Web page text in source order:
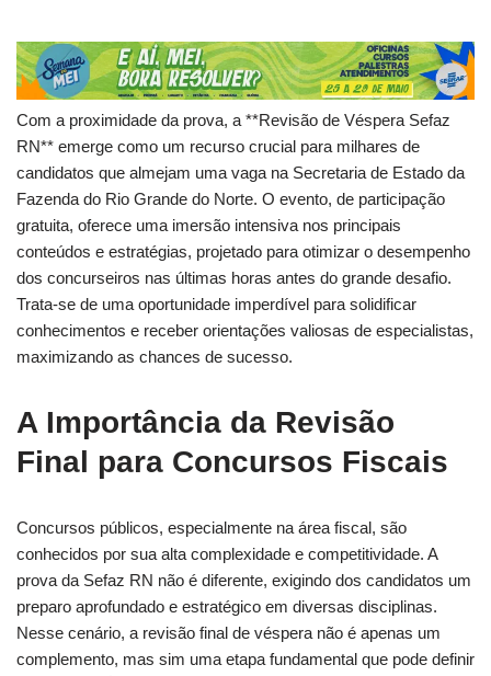
Com a proximidade da prova, a **Revisão de Véspera Sefaz
RN** emerge como um recurso crucial para milhares de
candidatos que almejam uma vaga na Secretaria de Estado da
Fazenda do Rio Grande do Norte. O evento, de participação
gratuita, oferece uma imersão intensiva nos principais
conteúdos e estratégias, projetado para otimizar o desempenho
dos concurseiros nas últimas horas antes do grande desafio.
Trata-se de uma oportunidade imperdível para solidificar
conhecimentos e receber orientações valiosas de especialistas,
maximizando as chances de sucesso.
A Importância da Revisão
Final para Concursos Fiscais
Concursos públicos, especialmente na área fiscal, são
conhecidos por sua alta complexidade e competitividade. A
prova da Sefaz RN não é diferente, exigindo dos candidatos um
preparo aprofundado e estratégico em diversas disciplinas.
Nesse cenário, a revisão final de véspera não é apenas um
complemento, mas sim uma etapa fundamental que pode definir